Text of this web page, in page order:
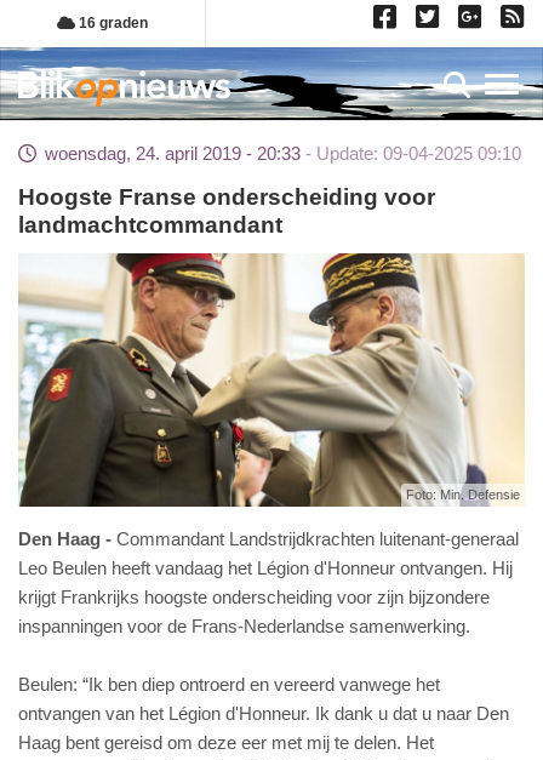
Overslaan
en
naar
de
gaan
16 graden
woensdag, 24. april 2019 - 20:33 Update: 09-04-2025 09:10
Hoogste Franse onderscheiding voor
landmachtcommandant
Foto: Min. Defensie
Den Haag
Commandant Landstrijdkrachten luitenant-generaal
Leo Beulen heeft vandaag het Légion d'Honneur ontvangen. Hij
krijgt Frankrijks hoogste onderscheiding voor zijn bijzondere
inspanningen voor de Frans-Nederlandse samenwerking.
Beulen: “Ik ben diep ontroerd en vereerd vanwege het
ontvangen van het Légion d'Honneur. Ik dank u dat u naar Den
Haag bent gereisd om deze eer met mij te delen. Het